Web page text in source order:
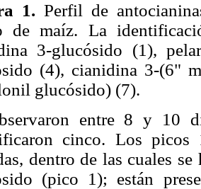
1. Perfil de
de maíz. La
3-glucósido (1),
(4), cianidina 3-(6"
glucósido) (7).
entre 8 y 10
cinco. Los picos
dentro de las cuales
(pico 1); están